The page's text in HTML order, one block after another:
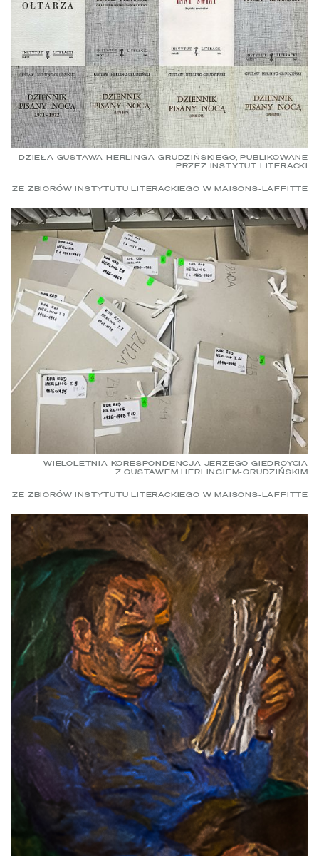
DZIEŁA GUSTAWA HERLINGA-GRUDZIŃSKIEGO, PUBLIKOWANE
PRZEZ INSTYTUT LITERACKI
ZE ZBIORÓW INSTYTUTU LITERACKIEGO W MAISONS-LAFFITTE
WIELOLETNIA KORESPONDENCJA JERZEGO GIEDROYCIA
Z GUSTAWEM HERLINGIEM-GRUDZIŃSKIM
ZE ZBIORÓW INSTYTUTU LITERACKIEGO W MAISONS-LAFFITTE